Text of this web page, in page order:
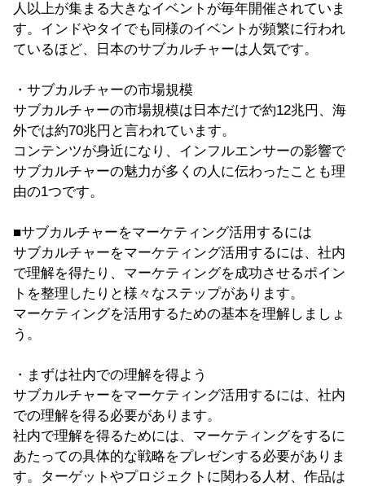
人以上が集まる大きなイベントが毎年開催されていま
す。インドやタイでも同様のイベントが頻繁に行われ
ているほど、日本のサブカルチャーは人気です。
・サブカルチャーの市場規模
サブカルチャーの市場規模は日本だけで約12兆円、海
外では約70兆円と言われています。
コンテンツが身近になり、インフルエンサーの影響で
サブカルチャーの魅力が多くの人に伝わったことも理
由の1つです。
■サブカルチャーをマーケティング活用するには
サブカルチャーをマーケティング活用するには、社内
で理解を得たり、マーケティングを成功させるポイン
トを整理したりと様々なステップがあります。
マーケティングを活用するための基本を理解しましょ
う。
・まずは社内での理解を得よう
サブカルチャーをマーケティング活用するには、社内
での理解を得る必要があります。
社内で理解を得るためには、マーケティングをするに
あたっての具体的な戦略をプレゼンする必要がありま
す。ターゲットやプロジェクトに関わる人材、作品は